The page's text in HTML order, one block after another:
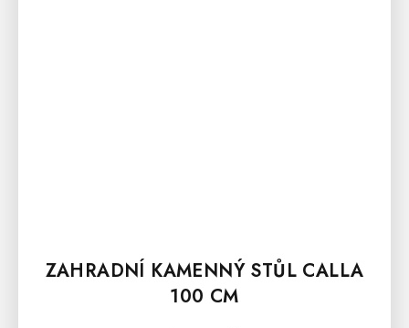
ZAHRADNÍ KAMENNÝ STŮL CALLA
100 CM